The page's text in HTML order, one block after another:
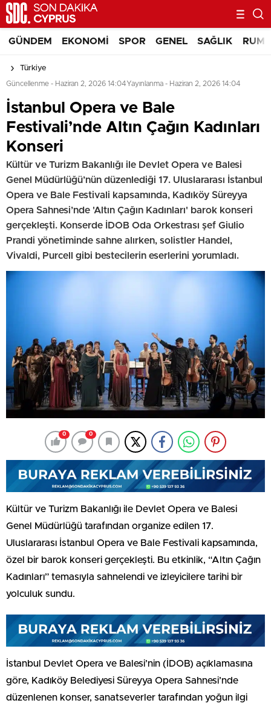
GÜNDEM EKONOMI SPOR GENEL SAĞLIK RUM
Türkiye
Güncellenme - Haziran 2, 2026 14:04Yayınlanma - Haziran 2, 2026 14:04
İstanbul Opera ve Bale
Festivali’nde Altın Çağın Kadınları
Konseri
Kültür ve Turizm Bakanlığı ile Devlet Opera ve Balesi
Genel Müdürlüğü’nün düzenlediği 17. Uluslararası İstanbul
Opera ve Bale Festivali kapsamında, Kadıköy Süreyya
Opera Sahnesi’nde 'Altın Çağın Kadınları' barok konseri
gerçekleşti. Konserde İDOB Oda Orkestrası şef Giulio
Prandi yönetiminde sahne alırken, solistler Handel,
Vivaldi, Purcell gibi bestecilerin eserlerini yorumladı.
0 0
Kültür ve Turizm Bakanlığı ile Devlet Opera ve Balesi
Genel Müdürlüğü tarafından organize edilen 17.
Uluslararası İstanbul Opera ve Bale Festivali kapsamında,
özel bir barok konseri gerçekleşti. Bu etkinlik, “Altın Çağın
Kadınları” temasıyla sahnelendi ve izleyicilere tarihi bir
yolculuk sundu.
İstanbul Devlet Opera ve Balesi’nin (İDOB) açıklamasına
göre, Kadıköy Belediyesi Süreyya Opera Sahnesi’nde
düzenlenen konser, sanatseverler tarafından yoğun ilgi